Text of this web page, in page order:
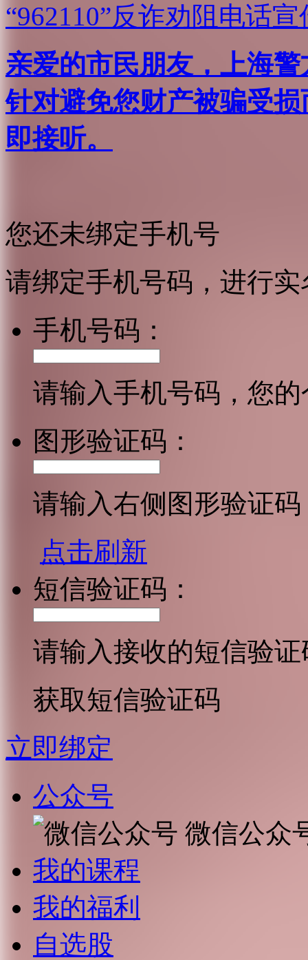
“962110”反诈劝阻电话宣
亲爱的市民朋友，上海
针对避免您财产被骗受
即接听。
您还未绑定手机号
请绑定手机号码，进行
手机号码：
请输入手机号码，您
图形验证码：
请输入右侧图形验证码
点击刷新
短信验证码：
请输入接收的短信验证
获取短信验证码
立即绑定
公众号
微信公众
我的课程
我的福利
自选股